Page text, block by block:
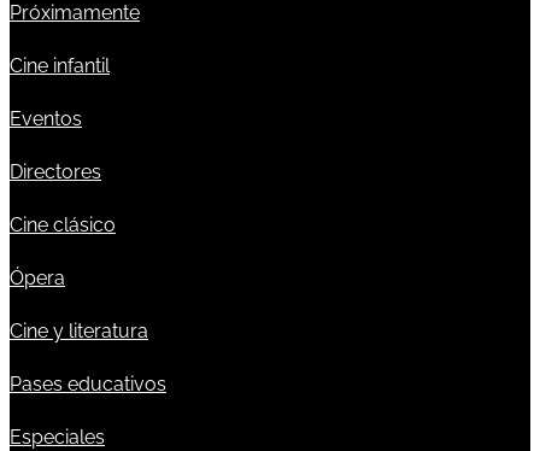
Próximamente
Cine infantil
Eventos
Directores
Cine clásico
Ópera
Cine y literatura
Pases educativos
Especiales